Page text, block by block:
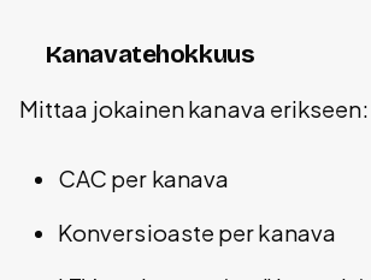
Kanavatehokkuus
Mittaa jokainen kanava erikseen:
CAC per kanava
Konversioaste per kanava